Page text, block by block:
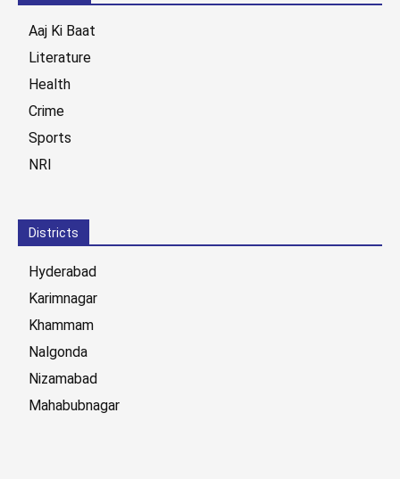
Aaj Ki Baat
Literature
Health
Crime
Sports
NRI
Districts
Hyderabad
Karimnagar
Khammam
Nalgonda
Nizamabad
Mahabubnagar